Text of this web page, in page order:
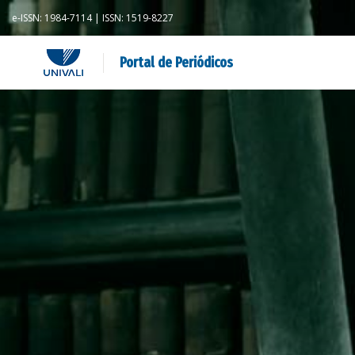
e-ISSN: 1984-7114 | ISSN: 1519-8227
Portal de Periódicos